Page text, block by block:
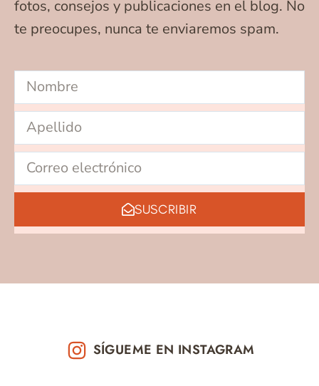
fotos, consejos y publicaciones en el blog. No
te preocupes, nunca te enviaremos spam.
SUSCRIBIR
SÍGUEME EN INSTAGRAM